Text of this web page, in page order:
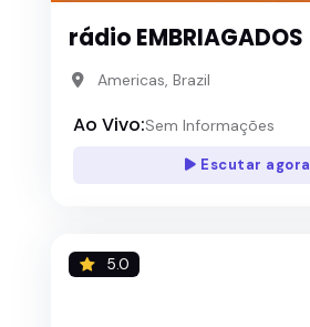
rádio EMBRIAGADOS
Americas, Brazil
Ao Vivo:Sem Informações
Escutar agora
5.0